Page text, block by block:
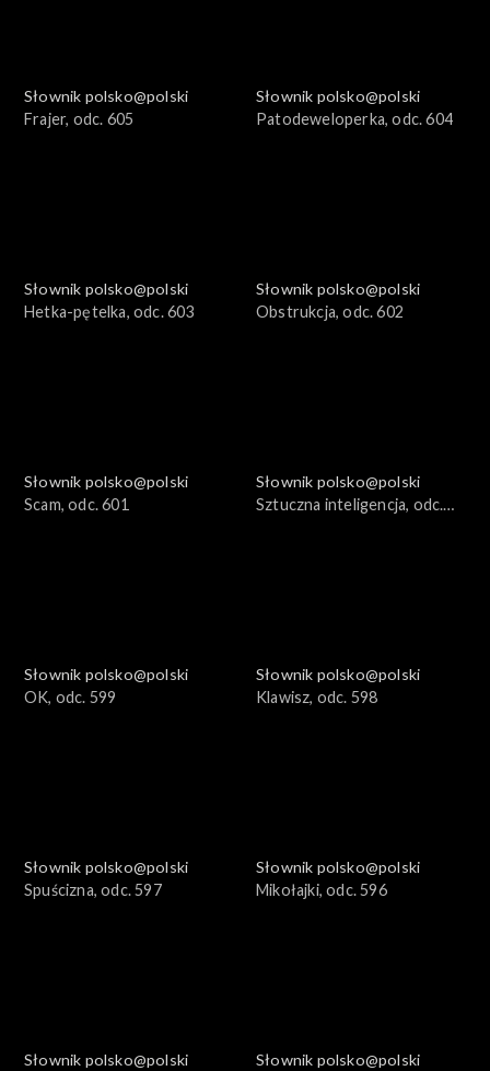
Słownik polsko@polski
Frajer, odc. 605
Słownik polsko@polski
Patodeweloperka, odc. 604
Słownik polsko@polski
Hetka-pętelka, odc. 603
Słownik polsko@polski
Obstrukcja, odc. 602
Słownik polsko@polski
Scam, odc. 601
Słownik polsko@polski
Sztuczna inteligencja, odc.
Słownik polsko@polski
OK, odc. 599
Słownik polsko@polski
Klawisz, odc. 598
Słownik polsko@polski
Spuścizna, odc. 597
Słownik polsko@polski
Mikołajki, odc. 596
Słownik polsko@polski
Słownik polsko@polski